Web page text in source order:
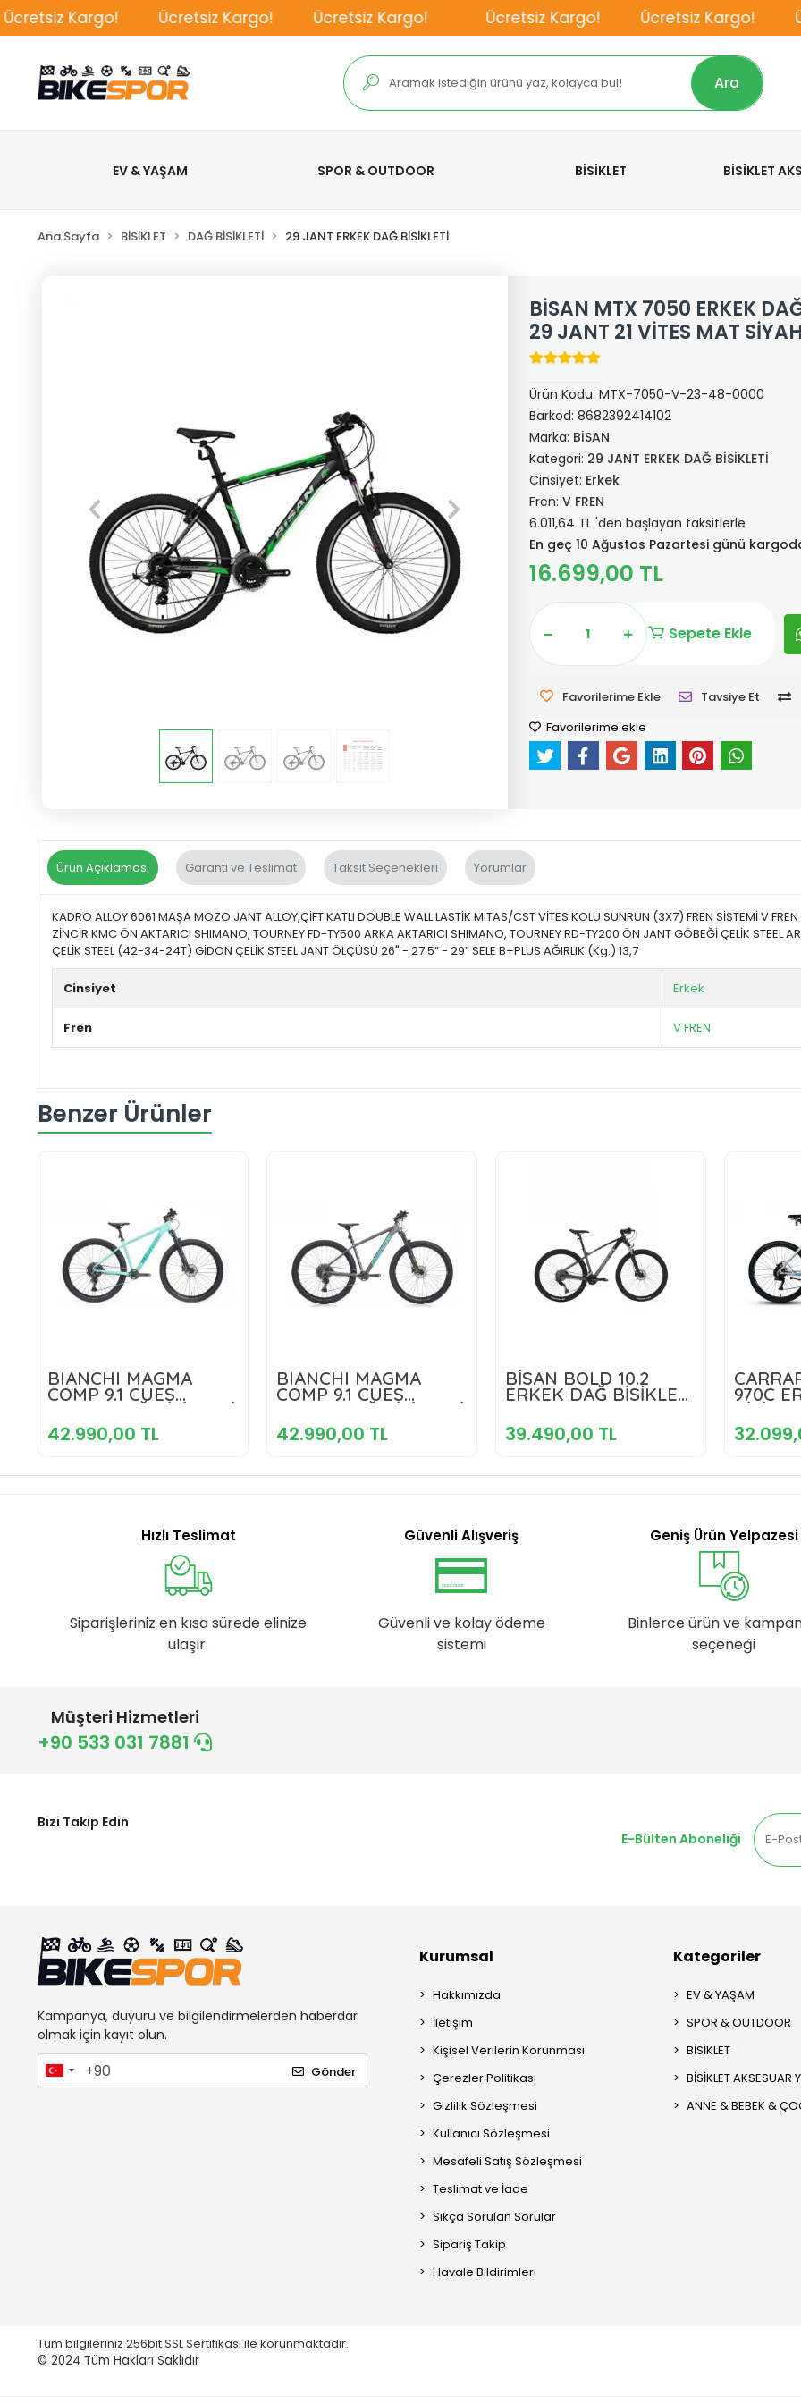
Kargo! Ücretsiz Kargo! Ücretsiz Kargo! Ücretsiz Kargo! Ücretsiz Kargo!
Ara
EV & YAŞAM SPOR & OUTDOOR BİSİKLET BİSİKLET
Ana Sayfa BİSİKLET DAĞ BİSİKLETİ 29 JANT ERKEK DAĞ BİSİKLETİ
BİSAN MTX 7050 ERKEK
29 JANT 21 VİTES MAT
Ürün Kodu: MTX-7050-V-23-48-0000
Barkod: 8682392414102
Marka: BİSAN
Kategori: 29 JANT ERKEK DAĞ BİSİKLETİ
Cinsiyet: Erkek
Fren: V FREN
6.011,64 TL 'den başlayan taksitlerle
En geç 10 Ağustos Pazartesi günü
16.699,00 TL
Sepete Ekle
Favorilerime Ekle Tavsiye Et
Favorilerime ekle
Ürün Açıklaması Garanti ve Teslimat Taksit Seçenekleri Yorumlar
KADRO ALLOY 6061 MAŞA MOZO JANT ALLOY,ÇİFT KATLI DOUBLE WALL LASTİK MITAS/CST VİTES KOLU SUNRUN (3X7) FREN SİSTEMİ V
ZİNCİR KMC ÖN AKTARICI SHIMANO, TOURNEY FD-TY500 ARKA AKTARICI SHIMANO, TOURNEY RD-TY200 ÖN JANT GÖBEĞİ ÇELİK STEEL
ÇELİK STEEL (42-34-24T) GİDON ÇELİK STEEL JANT ÖLÇÜSÜ 26" - 27.5” - 29” SELE B+PLUS AĞIRLIK (Kg.) 13,7
Cinsiyet Erkek
Fren V FREN
Benzer Ürünler
BIANCHI MAGMA
COMP 9.1 CUES
ERKEK DAĞ BİSİKLETİ
430H HD 29 JANT 10
VİTES CELESTE
42.990,00 TL
42.990,00 TL
Sepete Ekle
BIANCHI MAGMA
COMP 9.1 CUES
ERKEK DAĞ BİSİKLETİ
480H HD 29 JANT 10
VİTES GRAPHITE
42.990,00 TL
42.990,00 TL
Sepete Ekle
BİSAN BOLD 10.2
ERKEK DAĞ BİSİKLETİ
VİTES SİYAH GRİ GRİ
39.490,00 TL
39.490,00 TL
Sepete Ekle
970C
JANT 18
GÜMÜŞ
Hızlı Teslimat
Siparişleriniz en kısa sürede elinize
ulaşır.
Güvenli Alışveriş
Güvenli ve kolay ödeme
sistemi
Geniş Ürün Yelpazesi
Binlerce ürün ve
seçeneği
Müşteri Hizmetleri
+90 533 031 7881
Bizi Takip Edin
E-Bülten Aboneliği
Kampanya, duyuru ve bilgilendirmelerden haberdar
olmak için kayıt olun.
Gönder
Kurumsal
Hakkımızda
İletişim
Kişisel Verilerin Korunması
Çerezler Politikası
Gizlilik Sözleşmesi
Kullanıcı Sözleşmesi
Mesafeli Satış Sözleşmesi
Teslimat ve İade
Sıkça Sorulan Sorular
Sipariş Takip
Havale Bildirimleri
Kategoriler
EV & YAŞAM
SPOR & OUTDOOR
BİSİKLET
BİSİKLET AKSESUAR
ANNE & BEBEK &
Tüm bilgileriniz 256bit SSL Sertifikası ile korunmaktadır.
© 2024 Tüm Hakları Saklıdır